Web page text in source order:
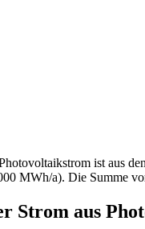
ist aus
MWh/a). Die Summe
Strom aus